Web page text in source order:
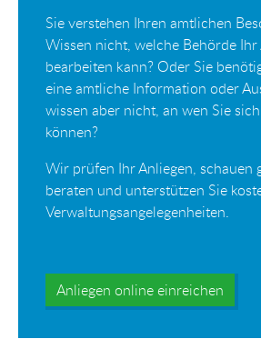
Sie verstehen Ihren amtlichen
Wissen nicht, welche Behörde Ihr
bearbeiten kann? Oder Sie
eine amtliche Information oder
wissen aber nicht, an wen Sie
können?
Wir prüfen Ihr Anliegen, schauen
beraten und unterstützen Sie
Verwaltungsangelegenheiten.
Anliegen online einreichen